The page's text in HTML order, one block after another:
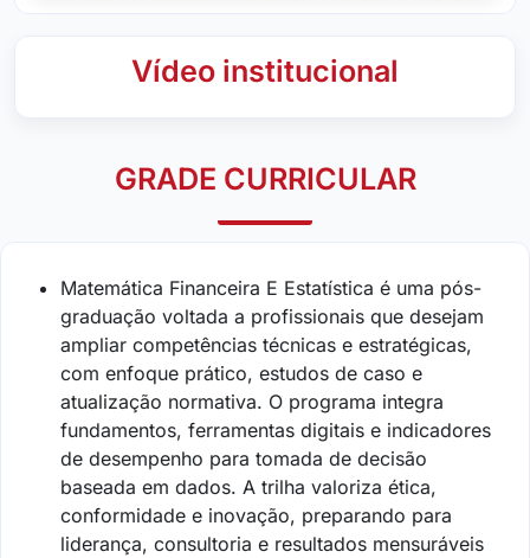
Vídeo institucional
GRADE CURRICULAR
Matemática Financeira E Estatística é uma pós-
graduação voltada a profissionais que desejam
ampliar competências técnicas e estratégicas,
com enfoque prático, estudos de caso e
atualização normativa. O programa integra
fundamentos, ferramentas digitais e indicadores
de desempenho para tomada de decisão
baseada em dados. A trilha valoriza ética,
conformidade e inovação, preparando para
liderança, consultoria e resultados mensuráveis